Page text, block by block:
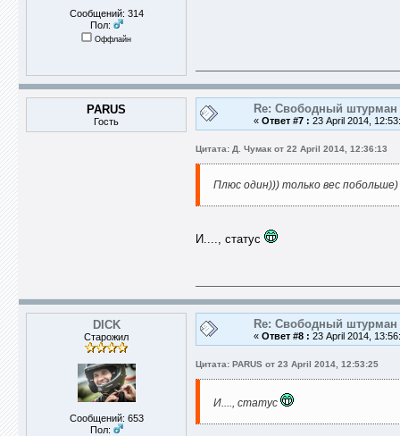
Сообщений: 314
Пол:
Оффлайн
PARUS
Гость
Re: Свободный штурман
« Ответ #7 : 23 April 2014,
Цитата: Д. Чумак от 22 April 2014, 12:36:13
Плюс один))) только вес побольше)
И...., статус
DICK
Старожил
Сообщений: 653
Пол:
Re: Свободный штурман
« Ответ #8 : 23 April 2014,
Цитата: PARUS от 23 April 2014, 12:53:25
И...., статус